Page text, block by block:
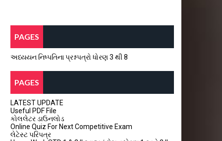
PAGES
અધ્યયન નિષ્પતિના પ્રશ્નપત્રો ધોરણ 3 થી 8
PAGES
LATEST UPDATE
Useful PDF File
કોલલેટર ડાઉનલોડ
Online Quiz For Next Competitive Exam
લેટેસ્ટ પરિપત્ર